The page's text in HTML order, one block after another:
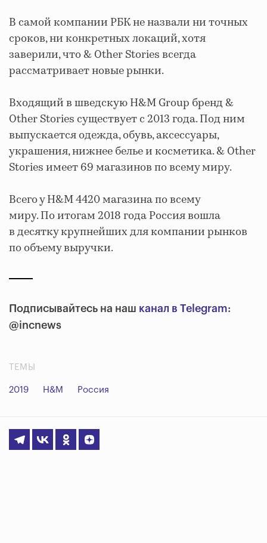
В самой компании РБК не назвали ни точных
сроков, ни конкретных локаций, хотя
заверили, что & Other Stories всегда
рассматривает новые рынки.
Входящий в шведскую H&M Group бренд &
Other Stories существует с 2013 года. Под ним
выпускается одежда, обувь, аксессуары,
украшения, нижнее белье и косметика. & Other
Stories имеет 69 магазинов по всему миру.
Всего у H&M 4420 магазина по всему
миру. По итогам 2018 года Россия вошла
в десятку крупнейших для компании рынков
по объему выручки.
Подписывайтесь на наш канал в Telegram:
@incnews
ТЕМЫ
2019 H&M Россия